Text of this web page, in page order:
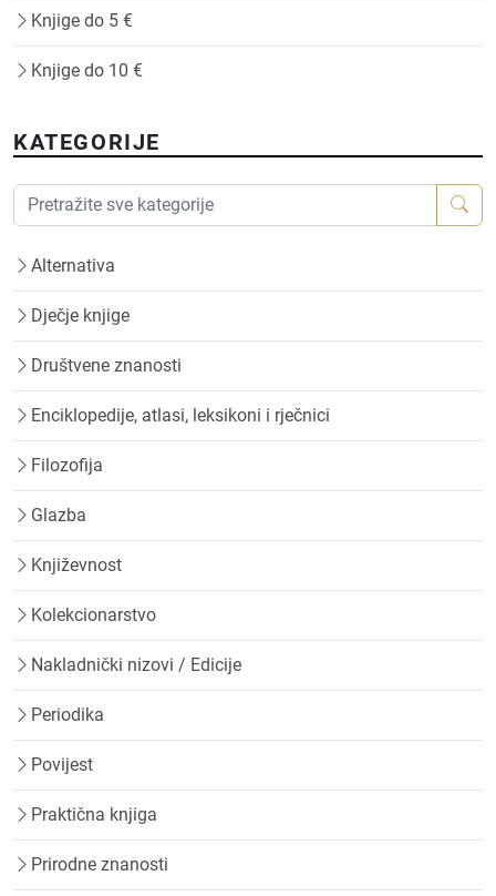
Knjige do 5 €
Knjige do 10 €
KATEGORIJE
Alternativa
Dječje knjige
Društvene znanosti
Enciklopedije, atlasi, leksikoni i rječnici
Filozofija
Glazba
Književnost
Kolekcionarstvo
Nakladnički nizovi / Edicije
Periodika
Povijest
Praktična knjiga
Prirodne znanosti